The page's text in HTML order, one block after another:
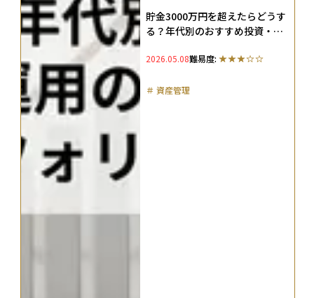
貯金3000万円を超えたらどうす
る？年代別のおすすめ投資・資
ォリオを解説
2026.05.08難易度:
＃ 資産管理